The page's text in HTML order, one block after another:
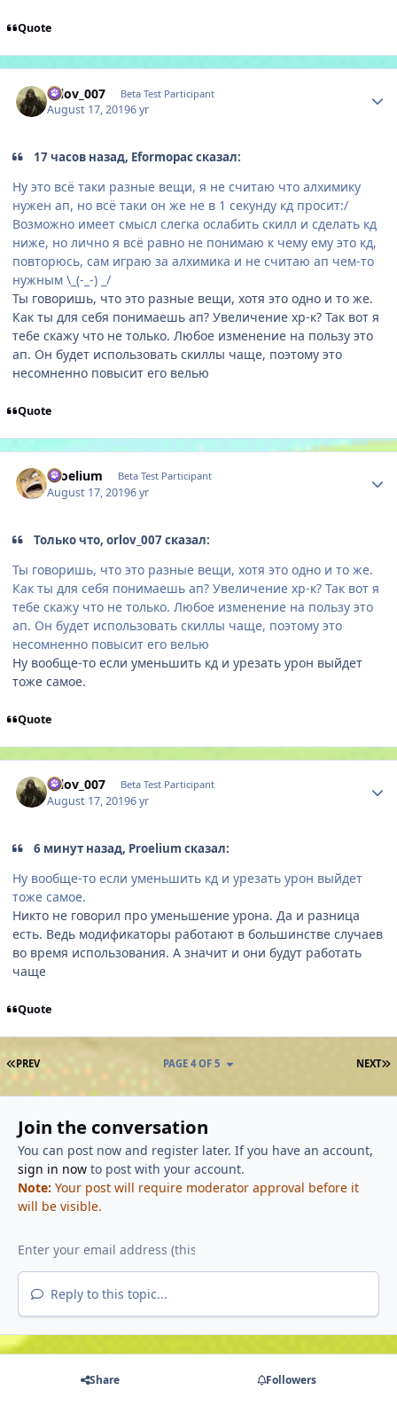
Quote
orlov_007 Beta Test Participant
August 17, 20196 yr
17 часов назад, Eformopac сказал:
Ну это всё таки разные вещи, я не считаю что алхимику
нужен ап, но всё таки он же не в 1 секунду кд просит:/
Возможно имеет смысл слегка ослабить скилл и сделать кд
ниже, но лично я всё равно не понимаю к чему ему это кд,
повторюсь, сам играю за алхимика и не считаю ап чем-то
нужным \_(-_-) _/
Ты говоришь, что это разные вещи, хотя это одно и то же.
Как ты для себя понимаешь ап? Увеличение хр-к? Так вот я
тебе скажу что не только. Любое изменение на пользу это
ап. Он будет использовать скиллы чаще, поэтому это
несомненно повысит его велью
Quote
Proelium Beta Test Participant
August 17, 20196 yr
Только что, orlov_007 сказал:
Ты говоришь, что это разные вещи, хотя это одно и то же.
Как ты для себя понимаешь ап? Увеличение хр-к? Так вот я
тебе скажу что не только. Любое изменение на пользу это
ап. Он будет использовать скиллы чаще, поэтому это
несомненно повысит его велью
Ну вообще-то если уменьшить кд и урезать урон выйдет
тоже самое.
Quote
orlov_007 Beta Test Participant
August 17, 20196 yr
6 минут назад, Proelium сказал:
Ну вообще-то если уменьшить кд и урезать урон выйдет
тоже самое.
Никто не говорил про уменьшение урона. Да и разница
есть. Ведь модификаторы работают в большинстве случаев
во время использования. А значит и они будут работать
чаще
Quote
FIRST PAGE
PREV NEXT
PAGE 4 OF 5
Join the conversation
You can post now and register later. If you have an account,
sign in nowto post with your account.
Note: Your post will require moderator approval before it
will be visible.
Reply to this topic...
Share Followers